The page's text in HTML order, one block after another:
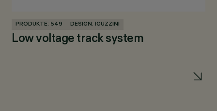
PRODUKTE: 549 DESIGN: IGUZZINI
Low voltage track system